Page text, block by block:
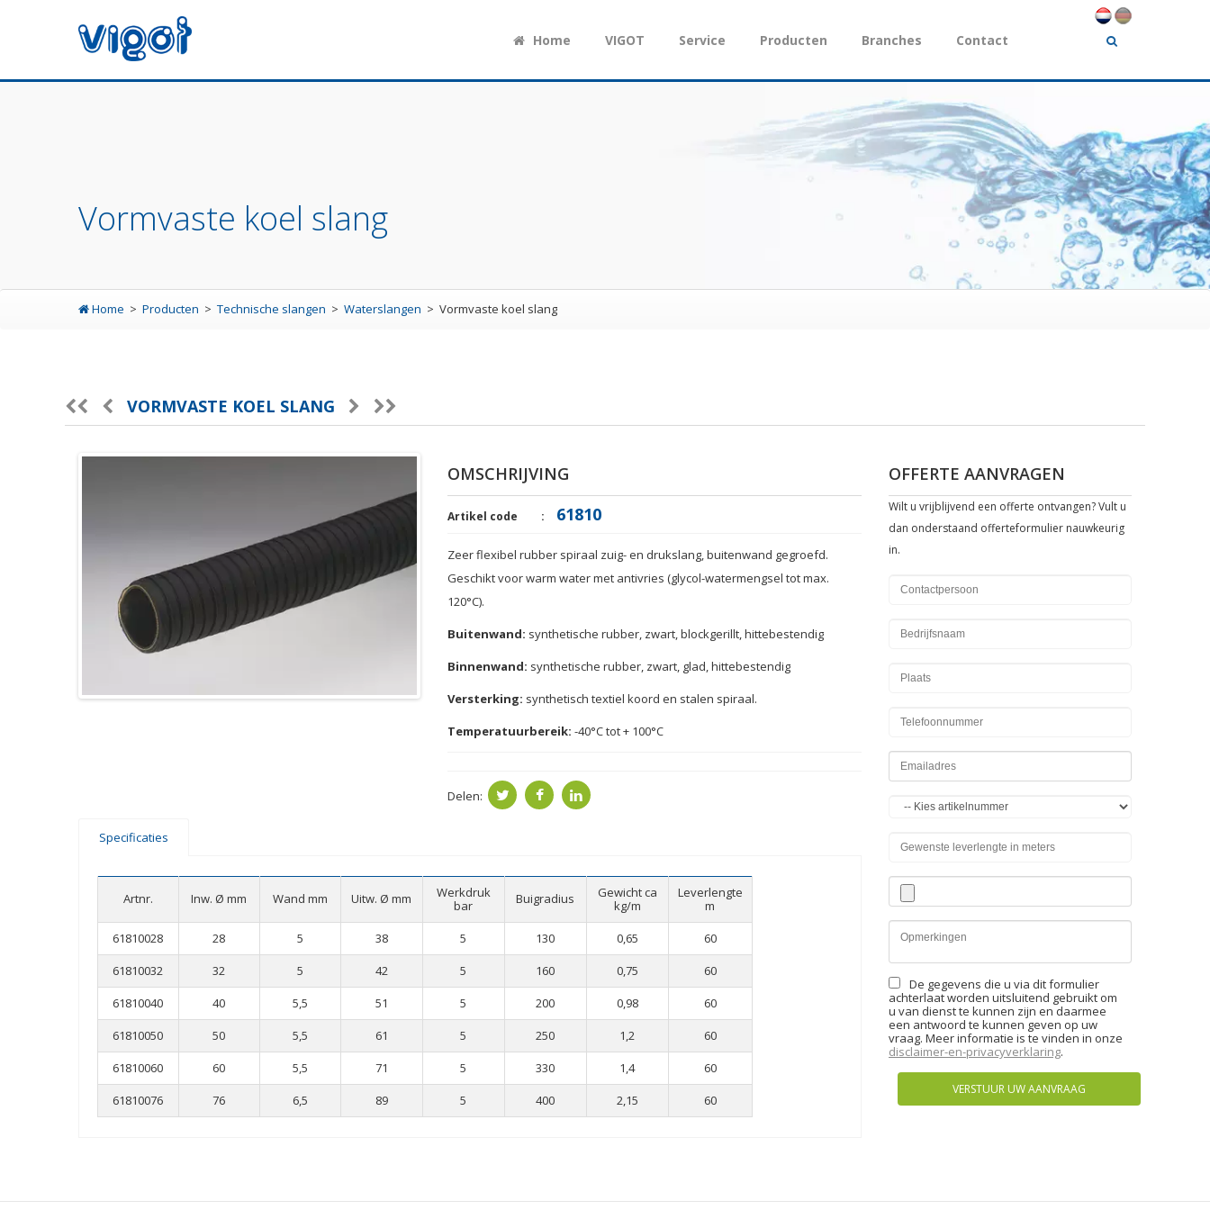
Home VIGOT Service Producten Branches Contact
Vormvaste koel slang
Home Producten Technische slangen Waterslangen Vormvaste koel slang
VORMVASTE KOEL SLANG
OMSCHRIJVING
Artikel code 61810
Zeer flexibel rubber spiraal zuig- en drukslang,buitenwand gegroefd.
Geschikt voor warm watermet antivries (glycol-watermengsel tot max.
120°C).
Buitenwand: synthetische rubber, zwart,blockgerillt,hittebestendig
Binnenwand: synthetische rubber, zwart, glad,hittebestendig
Versterking: synthetisch textiel koord en stalen spiraal.
Temperatuurbereik: -40°Ctot + 100°C
Delen:
Specificaties
Artnr. Inw. Ø mm Wand mm Uitw. Ø mm
Werkdruk
bar
Buigradius
Gewicht ca
kg/m
Leverlengte
m
61810028
28 5 38 5 130 0,65
60
61810032
32 5 42 5 160 0,75
60
61810040
40 5,5 51 5 200 0,98
60
61810050
50 5,5 61 5 250 1,2
60
61810060
60 5,5 71 5 330 1,4
60
61810076
76 6,5 89 5 400 2,15 60
OFFERTE AANVRAGEN
Wilt u vrijblijvend een offerte ontvangen? Vult u
dan onderstaand offerteformulier nauwkeurig
in.
De gegevens die u via dit formulier
achterlaat worden uitsluitend gebruikt om
u van dienst te kunnen zijn en daarmee
een antwoord te kunnen geven op uw
vraag. Meer informatie is te vinden in onze
disclaimer-en-privacyverklaring.
VERSTUUR UW AANVRAAG